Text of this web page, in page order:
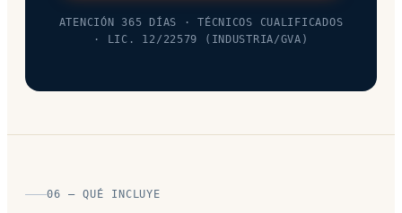
ATENCIÓN 365 DÍAS · TÉCNICOS CUALIFICADOS
· LIC. 12/22579 (INDUSTRIA/GVA)
06 — QUÉ INCLUYE